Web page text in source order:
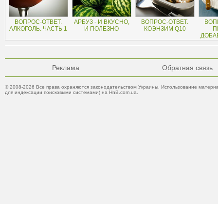
ВОПРОС-ОТВЕТ.
АЛКОГОЛЬ. ЧАСТЬ 1
АРБУЗ - И ВКУСНО,
И ПОЛЕЗНО
ВОПРОС-ОТВЕТ.
КОЭНЗИМ Q10
Реклама Обратная связь
© 2008-2026 Все права охраняются законодательством Украины. Использование
для индексации поисковыми системами) на HnB.com.ua.